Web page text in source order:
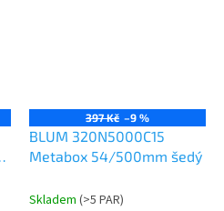
397 Kč –9 %
BLUM 320N5000C15
Metabox 54/500mm šedý
Skladem (>5 PAR)